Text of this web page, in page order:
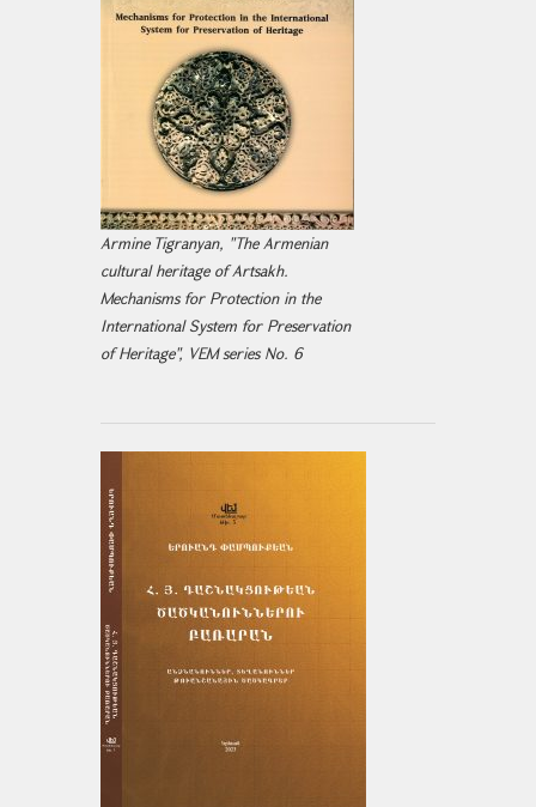
Armine Tigranyan, "The Armenian
cultural heritage of Artsakh.
Mechanisms for Protection in the
International System for Preservation
of Heritage", VEM series No. 6